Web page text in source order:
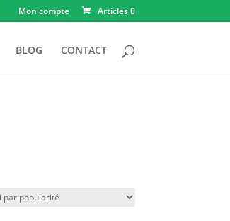
Mon compte Articles 0
BLOG CONTACT